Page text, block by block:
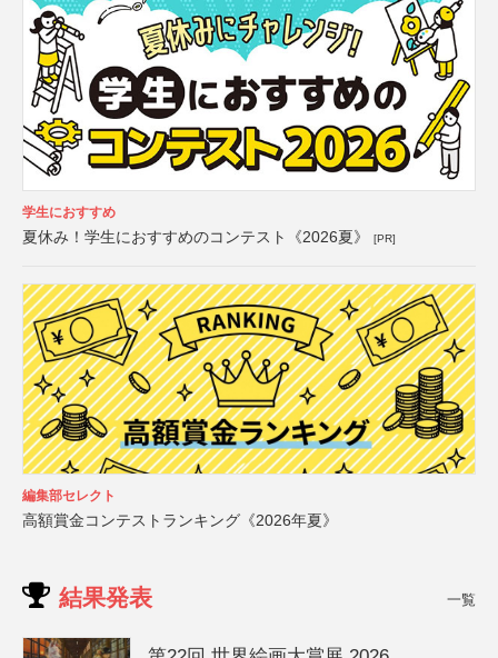
学生におすすめ
夏休み！学生におすすめのコンテスト《2026夏》 [PR]
編集部セレクト
高額賞金コンテストランキング《2026年夏》
結果発表 一覧